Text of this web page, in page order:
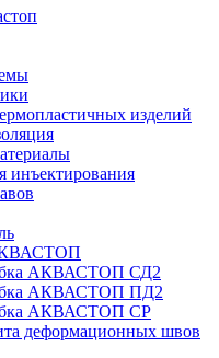
изделий
инъектирования
АКВАСТОП СД2
АКВАСТОП ПД2
АКВАСТОП СР
деформационных швов